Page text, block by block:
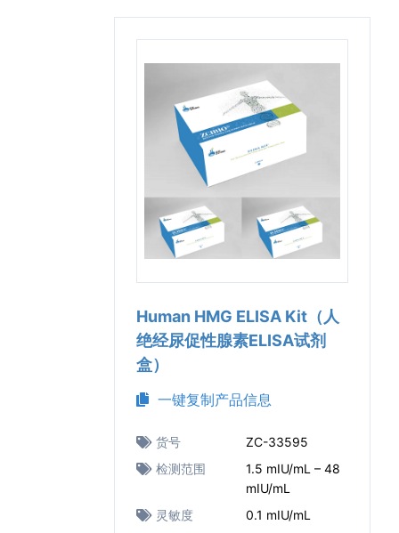
Human HMG ELISA Kit（人
绝经尿促性腺素ELISA试剂
盒）
一键复制产品信息
货号
ZC-33595
检测范围
1.5 mIU/mL – 48
mIU/mL
灵敏度
0.1 mIU/mL